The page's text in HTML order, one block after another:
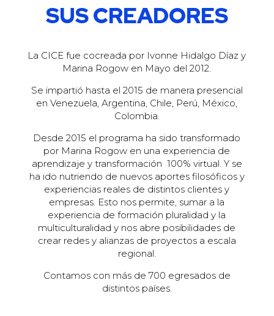
SUS CREADORES
La CICE fue cocreada por Ivonne Hidalgo Díaz y
Marina Rogow en Mayo del 2012.
Se impartió hasta el 2015 de manera presencial
en Venezuela, Argentina, Chile, Perú, México,
Colombia.
Desde 2015 el programa ha sido transformado
por Marina Rogow en una experiencia de
aprendizaje y transformación 100% virtual. Y se
ha ido nutriendo de nuevos aportes filosóficos y
experiencias reales de distintos clientes y
empresas. Esto nos permite, sumar a la
experiencia de formación pluralidad y la
multiculturalidad y nos abre posibilidades de
crear redes y alianzas de proyectos a escala
regional.
Contamos con más de 700 egresados de
distintos países.